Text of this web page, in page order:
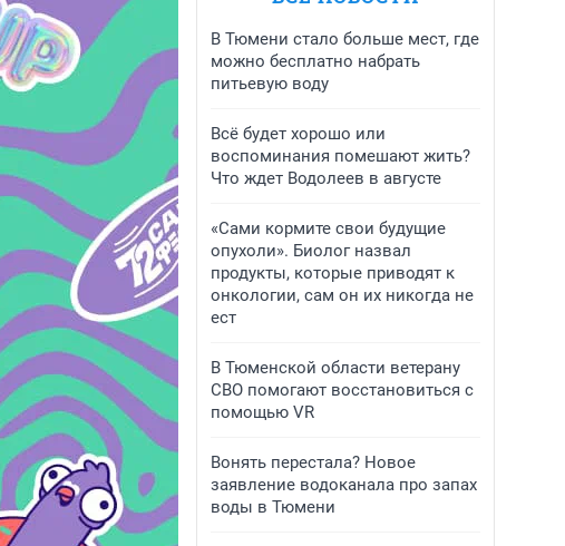
В Тюмени стало больше мест, где
можно бесплатно набрать
питьевую воду
Всё будет хорошо или
воспоминания помешают жить?
Что ждет Водолеев в августе
«Сами кормите свои будущие
опухоли». Биолог назвал
продукты, которые приводят к
онкологии, сам он их никогда не
ест
В Тюменской области ветерану
СВО помогают восстановиться с
помощью VR
Вонять перестала? Новое
заявление водоканала про запах
воды в Тюмени